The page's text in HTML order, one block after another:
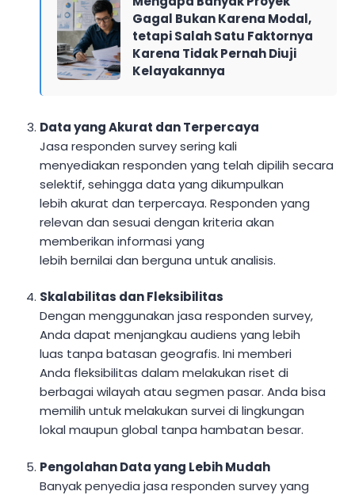
Gagal Bukan Karena Modal,
tetapi Salah Satu Faktornya
Karena Tidak Pernah Diuji
Kelayakannya
Data yang Akurat dan Terpercaya
Jasa responden survey sering kali
menyediakan responden yang telah dipilih secara
selektif, sehingga data yang dikumpulkan
lebih akurat dan terpercaya. Responden yang
relevan dan sesuai dengan kriteria akan
memberikan informasi yang
lebih bernilai dan berguna untuk analisis.
Skalabilitas dan Fleksibilitas
Dengan menggunakan jasa responden survey,
Anda dapat menjangkau audiens yang lebih
luas tanpa batasan geografis. Ini memberi
Anda fleksibilitas dalam melakukan riset di
berbagai wilayah atau segmen pasar. Anda bisa
memilih untuk melakukan survei di lingkungan
lokal maupun global tanpa hambatan besar.
Pengolahan Data yang Lebih Mudah
Banyak penyedia jasa responden survey yang